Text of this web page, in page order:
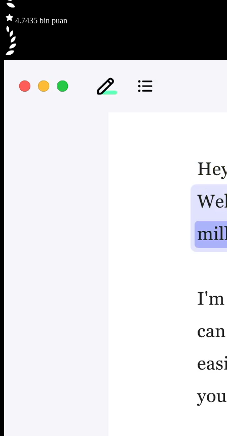
4.7435 bin puan